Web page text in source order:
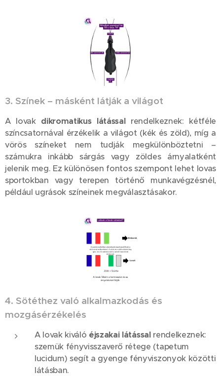
3. Színek – másként látják a világot
A lovak dikromatikus látássalrendelkeznek: kétféle
színcsatornával érzékelik a világot (kék és zöld), míg a
vörös színeket nem tudják megkülönböztetni –
számukra inkább sárgás vagy zöldes árnyalatként
jelenik meg. Ez különösen fontos szempont lehet lovas
sportokban vagy terepen történő munkavégzésnél,
például ugrások színeinek megválasztásakor.
4. Sötéthez való alkalmazkodás és
mozgásérzékelés
A lovak kiváló éjszakai látássalrendelkeznek:
szemük fényvisszaverő rétege (tapetum
lucidum) segít a gyenge fényviszonyok közötti
látásban.